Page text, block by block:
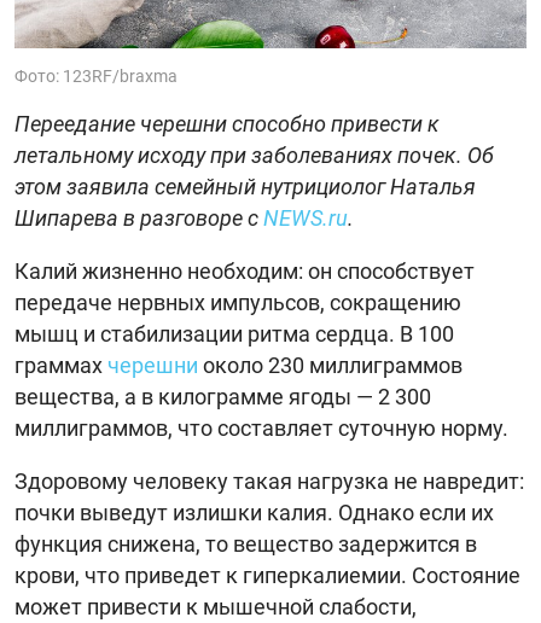
Фото: 123RF/braxma
Переедание черешни способно привести к
летальному исходу при заболеваниях почек. Об
этом заявила семейный нутрициолог Наталья
Шипарева в разговоре сNEWS.ru.
Калий жизненно необходим: он способствует
передаче нервных импульсов, сокращению
мышц и стабилизации ритма сердца. В 100
граммах черешни около 230 миллиграммов
вещества, а в килограмме ягоды — 2 300
миллиграммов, что составляет суточную норму.
Здоровому человеку такая нагрузка не навредит:
почки выведут излишки калия. Однако если их
функция снижена, то вещество задержится в
крови, что приведет к гиперкалиемии. Состояние
может привести к мышечной слабости,